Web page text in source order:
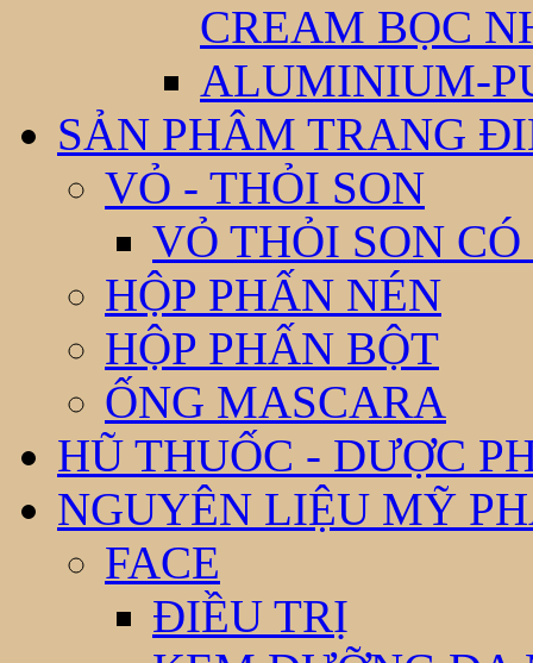
CREAM BỌC
ALUMINIUM-
SẢN PHÂM TRANG
VỎ - THỎI SON
VỎ THỎI SON
HỘP PHẤN NÉN
HỘP PHẤN BỘT
ỐNG MASCARA
HŨ THUỐC - DƯỢC
NGUYÊN LIỆU MỸ
FACE
ĐIỀU TRỊ